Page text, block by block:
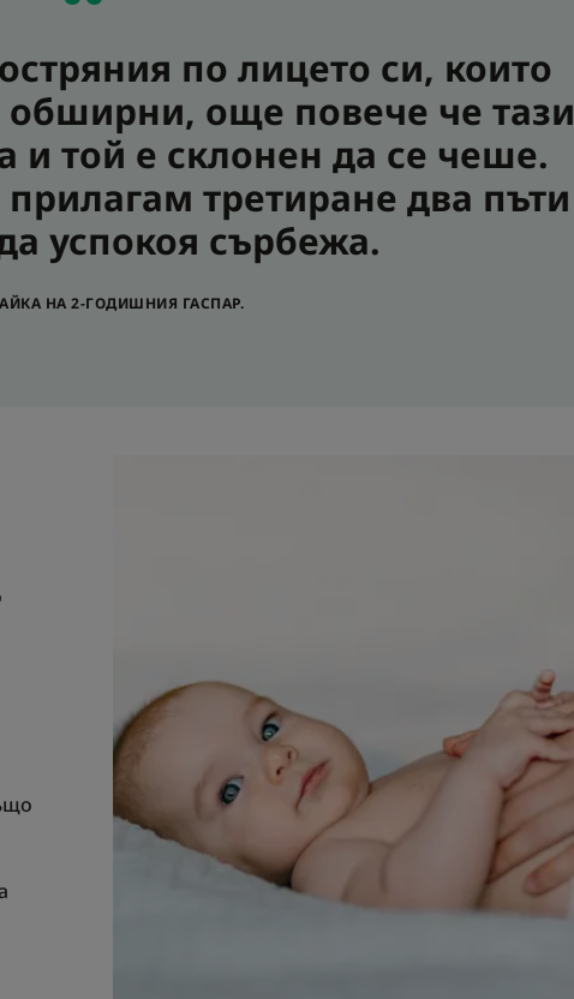
по лицето си, които
обширни, още повече че тази
и той е склонен да се чеше.
третиране два пъти
успокоя сърбежа.
НА 2-ГОДИШНИЯ ГАСПАР.